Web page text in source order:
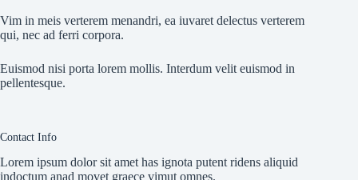
Vim in meis verterem menandri, ea iuvaret delectus verterem
qui, nec ad ferri corpora.
Euismod nisi porta lorem mollis. Interdum velit euismod in
pellentesque.
Contact Info
Lorem ipsum dolor sit amet has ignota putent ridens aliquid
indoctum anad movet graece vimut omnes.